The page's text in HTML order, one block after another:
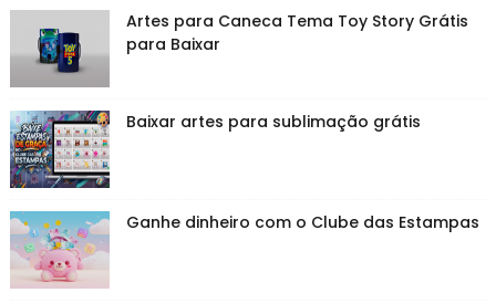
Artes para Caneca Tema Toy Story Grátis
para Baixar
Baixar artes para sublimação grátis
Ganhe dinheiro com o Clube das Estampas